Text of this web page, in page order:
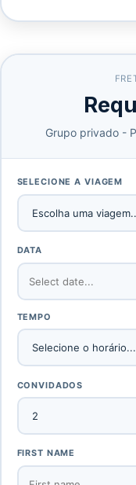
Grupo privado -
SELECIONE A VIAGEM
DATA
TEMPO
CONVIDADOS
FIRST NAME